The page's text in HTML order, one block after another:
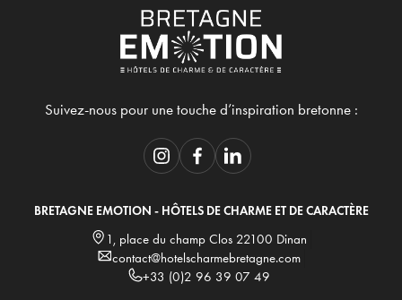
Suivez-nous pour une touche d’inspiration bretonne :
BRETAGNE EMOTION - HÔTELS DE CHARME ET DE CARACTÈRE
1, place du champ Clos 22100 Dinan
contact@hotelscharmebretagne.com
+33 (0)2 96 39 07 49